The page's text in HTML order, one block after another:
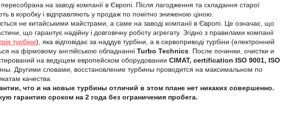
на заводі компанії в Європі. Після лагодження та складання старої
в коробку і відправляють у продаж по помітно зниженою ціною.
не китайськими майстрами, а саме на заводі компанії в Європі. Це означає, що
що гарантує надійну і довговічну роботу агрегату. Згідно з правилами компанії
турбіни), яка відповідає за наддув турбіни, а в сервоприводі турбіни (електронний
на фірмовому англійською обладнанні Turbo Technics . После починки, очистки и
на ведущем европейском оборудовании CIMAT, certification ISO 9001, ISO
Другими словами, восстановление турбины проводится на максимальном по
качества.
что и на новые турбины отличий в этом плане нет никаких совершенно.
гарантию сроком на 2 года без ограничения пробега.